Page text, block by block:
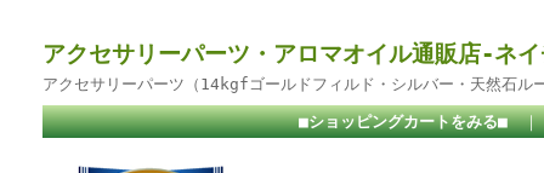
アクセサリーパーツ・アロマオイル通販店-ネ
アクセサリーパーツ（14kgfゴールドフィルド・シルバー・天然石ル
■ショッピングカートをみる■